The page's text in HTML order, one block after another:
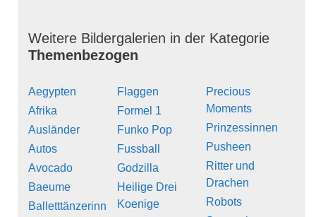
Weitere Bildergalerien in der Kategorie
Themenbezogen
Aegypten
Afrika
Ausländer
Autos
Avocado
Baeume
Balletttänzerinn
Flaggen
Formel 1
Funko Pop
Fussball
Godzilla
Heilige Drei
Koenige
Precious
Moments
Prinzessinnen
Pusheen
Ritter und
Drachen
Robots